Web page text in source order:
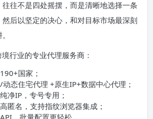
往往不是四处摇摆，而是清晰地选择一条
后以坚定的决心，和对目标市场最深刻
行业的专业代理服务商：
国家；
态住宅代理 +原生IP+数据中心代理；
净IP，专号专用；
匿名，支持指纹浏览器集成；
，批量配置更轻松。